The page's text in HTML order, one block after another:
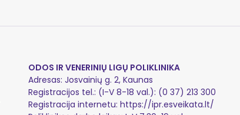
ODOS IR VENERINIŲ LIGŲ POLIKLINIKA
Adresas: Josvainių g. 2, Kaunas
Registracijos tel.: (I-V 8-18 val.): (0 37) 213 300
Registracija internetu: https://ipr.esveikata.lt/